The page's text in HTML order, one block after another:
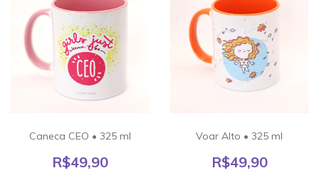
Caneca CEO • 325 ml
R$49,90
Voar Alto • 325 ml
R$49,90